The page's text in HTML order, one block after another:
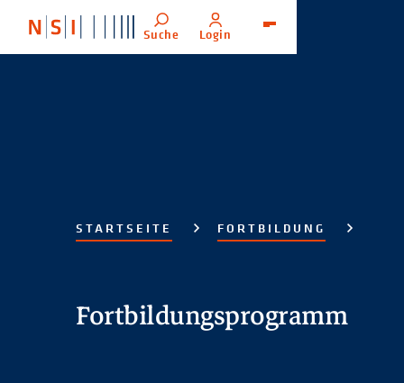
Suche Login
STARTSEITE FORTBILDUNG
Fortbildungsprogramm